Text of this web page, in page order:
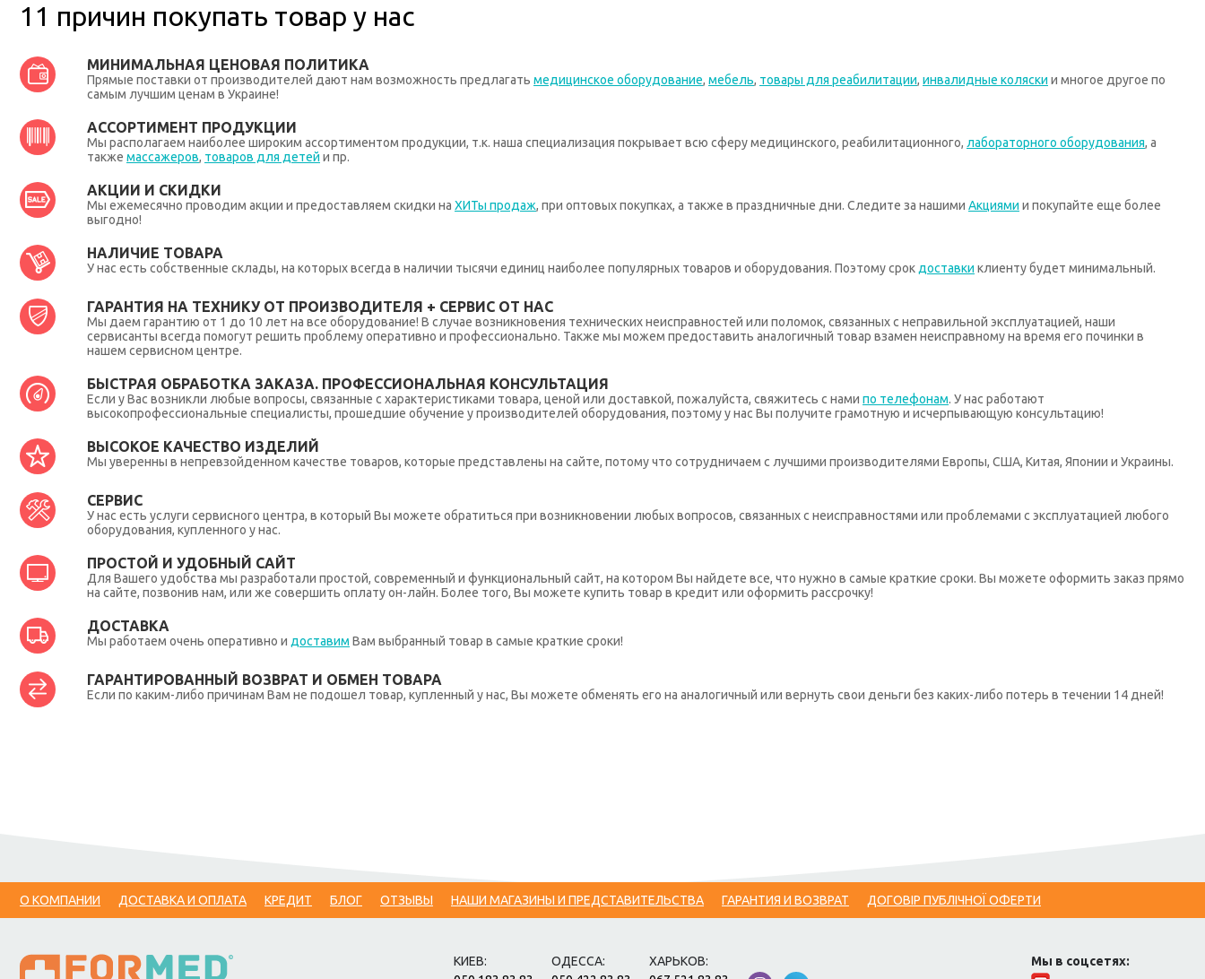
11 причин покупать товар у нас
МИНИМАЛЬНАЯ ЦЕНОВАЯ ПОЛИТИКА
Прямые поставки от производителей дают нам возможность предлагать медицинское оборудование, мебель, товары для реабилитации, инвалидные коляски и многое другое по
самым лучшим ценам в Украине!
АССОРТИМЕНТ ПРОДУКЦИИ
Мы располагаем наиболее широким ассортиментом продукции, т.к. наша специализация покрывает всю сферу медицинского, реабилитационного, лабораторного оборудования, а
также массажеров, товаров для детей и пр.
АКЦИИ И СКИДКИ
Мы ежемесячно проводим акции и предоставляем скидки на ХИТы продаж, при оптовых покупках, а также в праздничные дни. Следите за нашими Акциями и покупайте еще более
выгодно!
НАЛИЧИЕ ТОВАРА
У нас есть собственные склады, на которых всегда в наличии тысячи единиц наиболее популярных товаров и оборудования. Поэтому срок доставки клиенту будет минимальный.
ГАРАНТИЯ НА ТЕХНИКУ ОТ ПРОИЗВОДИТЕЛЯ + СЕРВИС ОТ НАС
Мы даем гарантию от 1 до 10 лет на все оборудование! В случае возникновения технических неисправностей или поломок, связанных с неправильной эксплуатацией, наши
сервисанты всегда помогут решить проблему оперативно и профессионально. Также мы можем предоставить аналогичный товар взамен неисправному на время его починки в
нашем сервисном центре.
БЫСТРАЯ ОБРАБОТКА ЗАКАЗА. ПРОФЕССИОНАЛЬНАЯ КОНСУЛЬТАЦИЯ
Если у Вас возникли любые вопросы, связанные с характеристиками товара, ценой или доставкой, пожалуйста, свяжитесь с нами по телефонам. У нас работают
высокопрофессиональные специалисты, прошедшие обучение у производителей оборудования, поэтому у нас Вы получите грамотную и исчерпывающую консультацию!
ВЫСОКОЕ КАЧЕСТВО ИЗДЕЛИЙ
Мы уверенны в непревзойденном качестве товаров, которые представлены на сайте, потому что сотрудничаем с лучшими производителями Европы, США, Китая, Японии и Украины.
СЕРВИС
У нас есть услуги сервисного центра, в который Вы можете обратиться при возникновении любых вопросов, связанных с неисправностями или проблемами с эксплуатацией любого
оборудования, купленного у нас.
ПРОСТОЙ И УДОБНЫЙ САЙТ
Для Вашего удобства мы разработали простой, современный и функциональный сайт, на котором Вы найдете все, что нужно в самые краткие сроки. Вы можете оформить заказ прямо
на сайте, позвонив нам, или же совершить оплату он-лайн. Более того, Вы можете купить товар в кредит или оформить рассрочку!
ДОСТАВКА
Мы работаем очень оперативно и доставим Вам выбранный товар в самые краткие сроки!
ГАРАНТИРОВАННЫЙ ВОЗВРАТ И ОБМЕН ТОВАРА
Если по каким-либо причинам Вам не подошел товар, купленный у нас, Вы можете обменять его на аналогичный или вернуть свои деньги без каких-либо потерь в течении 14 дней!
О КОМПАНИИ ДОСТАВКА И ОПЛАТА КРЕДИТ БЛОГ ОТЗЫВЫ НАШИ МАГАЗИНЫ И ПРЕДСТАВИТЕЛЬСТВА ГАРАНТИЯ И ВОЗВРАТ ДОГОВІР ПУБЛІЧНОЇ ОФЕРТИ
КИЕВ:
ОДЕССА:
ХАРЬКОВ:
Мы в соцсетях: